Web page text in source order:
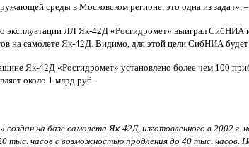
среды в Московском регионе, это одна из задач»,
эксплуатации ЛЛ Як-42Д «Росгидромет» выиграл
на самолете Як-42Д. Видимо, для этой цели СибНИА
Як-42Д «Росгидромет» установлено более чем 100
около 1 млрд руб.
на базе самолета Як-42Д, изготовленного в 2002
тыс. часов с возможностью продления до 40 тыс. часов.